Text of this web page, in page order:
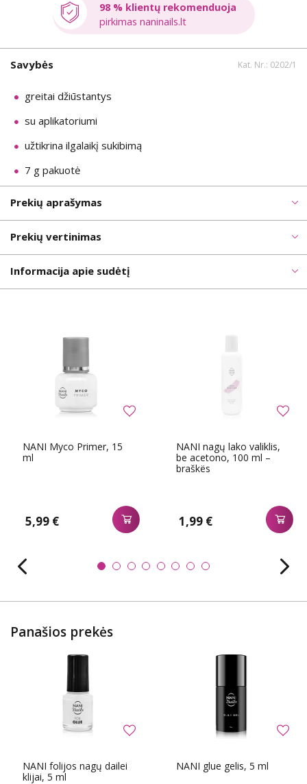
98 % klientų rekomenduoja
pirkimas naninails.lt
Savybės Kat. Nr.: 0202/1
greitai džiūstantys
su aplikatoriumi
užtikrina ilgalaikį sukibimą
7 g pakuotė
Prekių aprašymas
Prekių vertinimas
Informacija apie sudėtį
NANI Myco Primer, 15
ml
5,99 €
NANI nagų lako valiklis,
be acetono, 100 ml –
braškës
1,99 €
Panašios prekės
NANI folijos nagų dailei
klijai, 5 ml
NANI glue gelis, 5 ml